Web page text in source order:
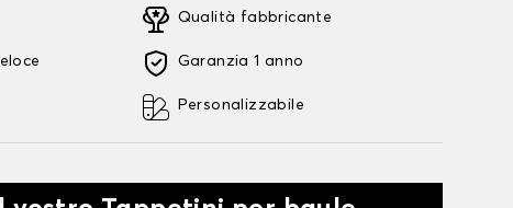
Qualità fabbricante
Garanzia 1 anno
Personalizzabile